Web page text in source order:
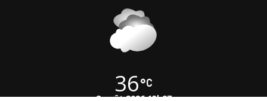
36
8 août 2026 13h27